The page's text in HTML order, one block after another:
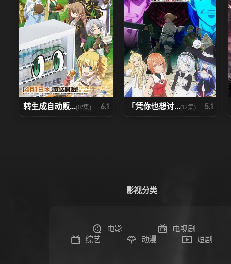
转生成自动贩...(02集) 6.1 「凭你也想讨...(12集) 5.1
影视分类
电影
电视剧
综艺
动漫 短剧